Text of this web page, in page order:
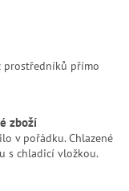
prostředníků přímo
zboží
v pořádku. Chlazené
s chladicí vložkou.